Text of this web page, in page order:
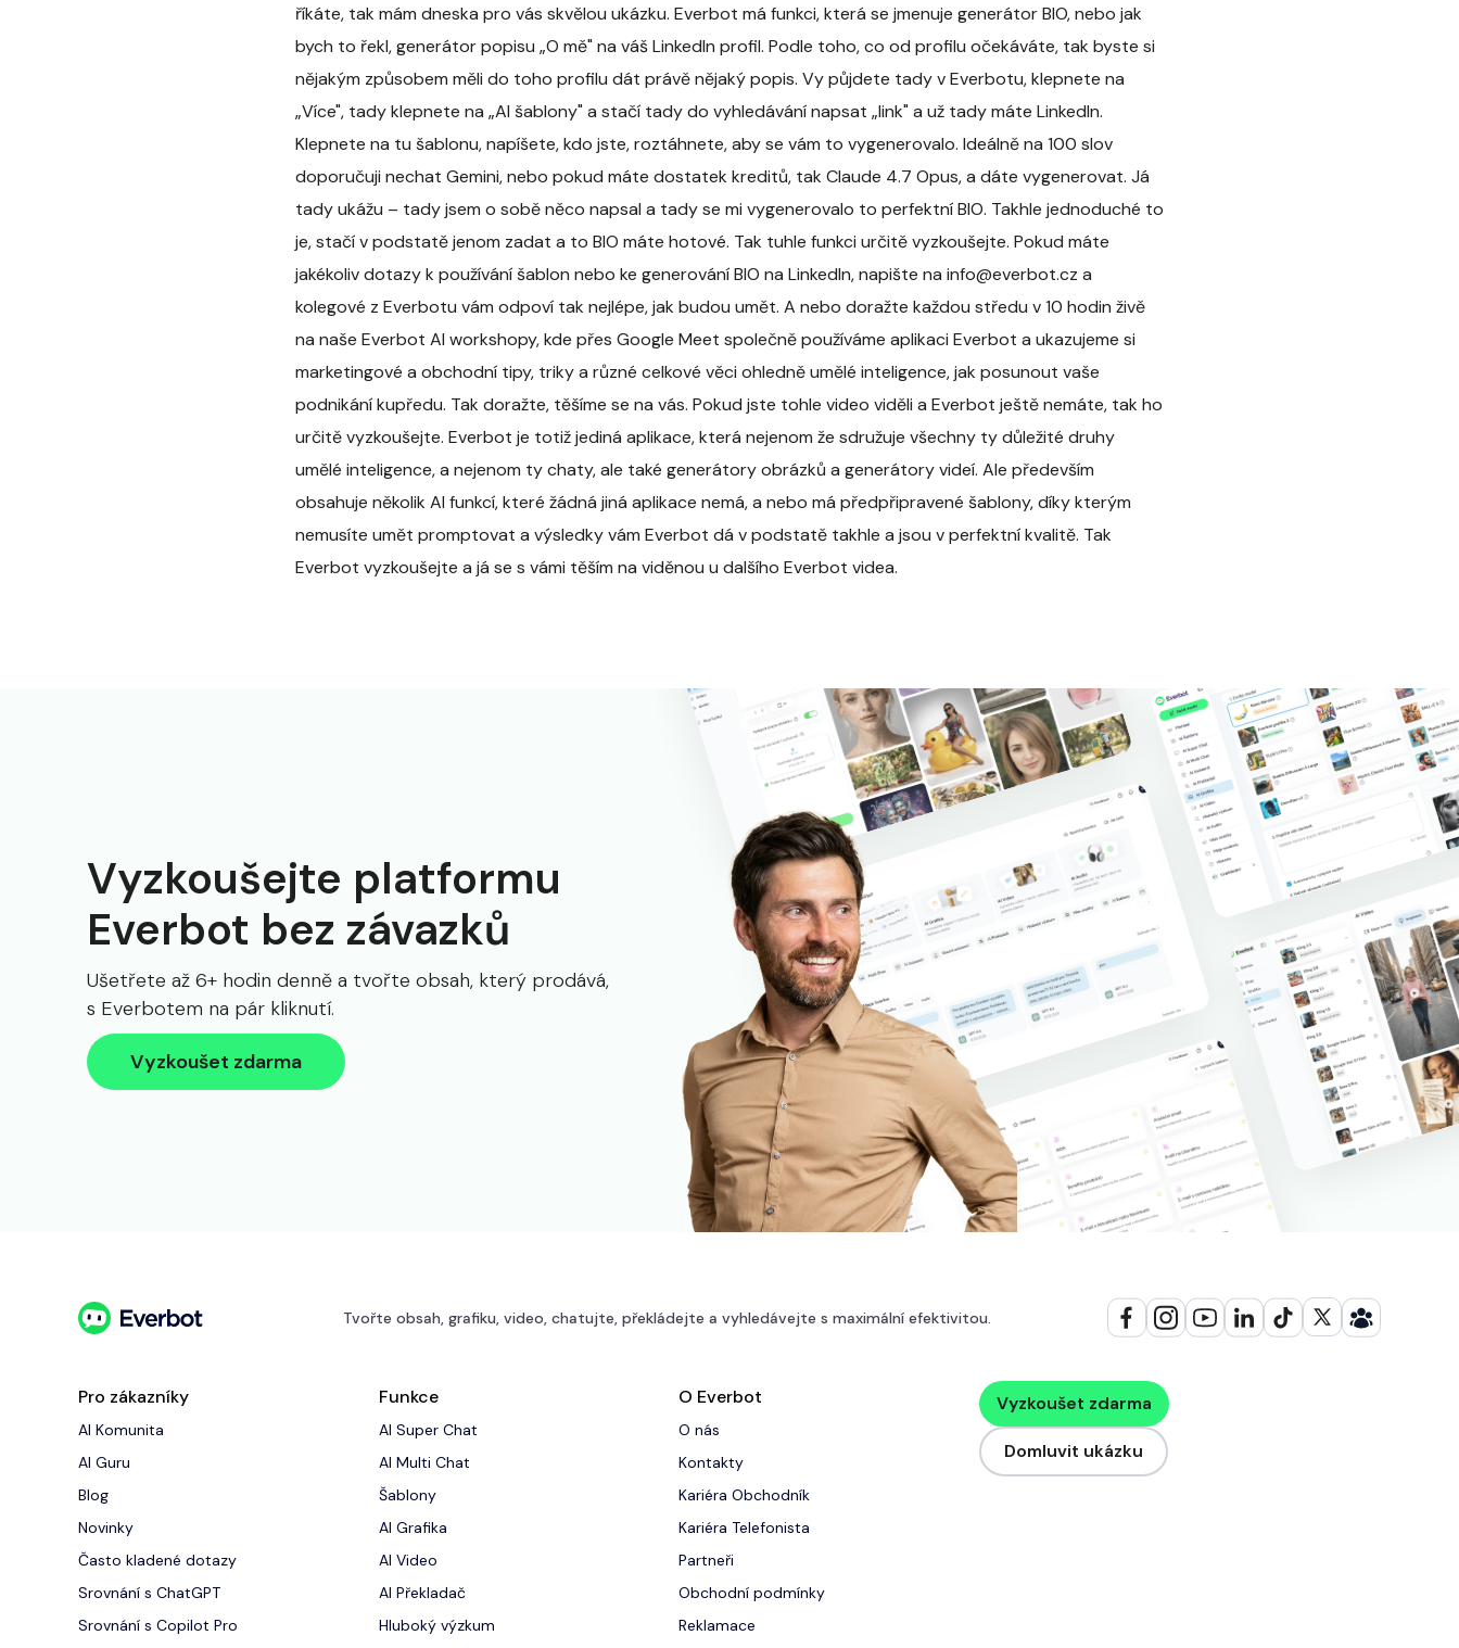
říkáte, tak mám dneska pro vás skvělou ukázku. Everbot má funkci, která se jmenuje generátor BIO, nebo jak
bych to řekl, generátor popisu „O mě" na váš LinkedIn profil. Podle toho, co od profilu očekáváte, tak byste si
nějakým způsobem měli do toho profilu dát právě nějaký popis. Vy půjdete tady v Everbotu, klepnete na
„Více", tady klepnete na „AI šablony" a stačí tady do vyhledávání napsat „link" a už tady máte LinkedIn.
Klepnete na tu šablonu, napíšete, kdo jste, roztáhnete, aby se vám to vygenerovalo. Ideálně na 100 slov
doporučuji nechat Gemini, nebo pokud máte dostatek kreditů, tak Claude 4.7 Opus, a dáte vygenerovat. Já
tady ukážu – tady jsem o sobě něco napsal a tady se mi vygenerovalo to perfektní BIO. Takhle jednoduché to
je, stačí v podstatě jenom zadat a to BIO máte hotové. Tak tuhle funkci určitě vyzkoušejte. Pokud máte
jakékoliv dotazy k používání šablon nebo ke generování BIO na LinkedIn, napište na info@everbot.cz a
kolegové z Everbotu vám odpoví tak nejlépe, jak budou umět. A nebo doražte každou středu v 10 hodin živě
na naše Everbot AI workshopy, kde přes Google Meet společně používáme aplikaci Everbot a ukazujeme si
marketingové a obchodní tipy, triky a různé celkové věci ohledně umělé inteligence, jak posunout vaše
podnikání kupředu. Tak doražte, těšíme se na vás. Pokud jste tohle video viděli a Everbot ještě nemáte, tak ho
určitě vyzkoušejte. Everbot je totiž jediná aplikace, která nejenom že sdružuje všechny ty důležité druhy
umělé inteligence, a nejenom ty chaty, ale také generátory obrázků a generátory videí. Ale především
obsahuje několik AI funkcí, které žádná jiná aplikace nemá, a nebo má předpřipravené šablony, díky kterým
nemusíte umět promptovat a výsledky vám Everbot dá v podstatě takhle a jsou v perfektní kvalitě. Tak
Everbot vyzkoušejte a já se s vámi těším na viděnou u dalšího Everbot videa.
Vyzkoušejte platformu
Everbot bez závazků
Ušetřete až 6+ hodin denně a tvořte obsah, který prodává,
s Everbotem na pár kliknutí.
Vyzkoušet zdarma
Tvořte obsah, grafiku, video, chatujte, překládejte a vyhledávejte s maximální efektivitou.
Pro zákazníky
AI Komunita
AI Guru
Blog
Novinky
‍Často kladené dotazy
Srovnání s ChatGPT
Srovnání s Copilot Pro
Funkce
AI Super Chat
AI Multi Chat
Šablony
AI Grafika
AI Video
AI Překladač
Hluboký výzkum
O Everbot
O nás
Kontakty
Kariéra Obchodník
Kariéra Telefonista
Partneři
Obchodní podmínky
Reklamace
Vyzkoušet zdarma
Domluvit ukázku